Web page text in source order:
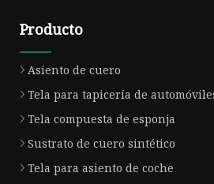
Producto
Asiento de cuero
Tela para tapicería de
Tela compuesta de esponja
Sustrato de cuero sintético
Tela para asiento de coche